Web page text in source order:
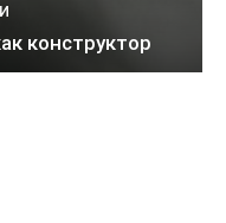
конструктор